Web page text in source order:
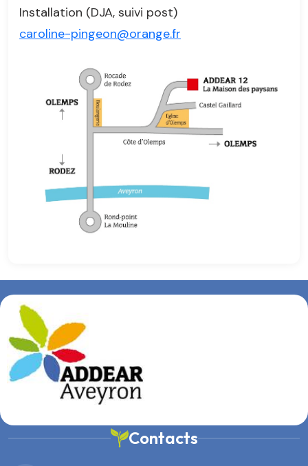
Installation (DJA, suivi post)
caroline-pingeon@orange.fr
Contacts